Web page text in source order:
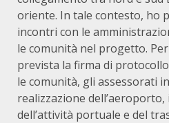
oriente. In tale contesto, ho
incontri con le
le comunità nel progetto.
prevista la firma di
le comunità, gli assessorati
realizzazione
dell’attività portuale e del